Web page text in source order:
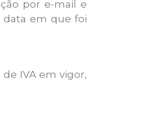
por e-mail e
data em que foi
IVA em vigor,